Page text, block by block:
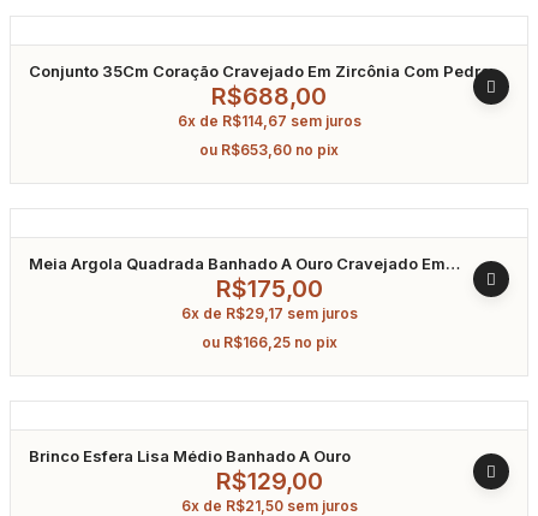
Conjunto 35Cm Coração Cravejado Em Zircônia Com Pedra
Água Marinha Banhado A Ródio
R$688,00
6x de R$114,67 sem juros
ou R$653,60 no pix
Meia Argola Quadrada Banhado A Ouro Cravejado Em
R$175,00
6x de R$29,17 sem juros
ou R$166,25 no pix
Brinco Esfera Lisa Médio Banhado A Ouro
R$129,00
6x de R$21,50 sem juros